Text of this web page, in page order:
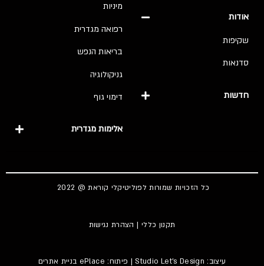
אודות
שקיפות
סדנאות
חדשות
מיניות
רפואה מגדרית
בריאות הנפש
גניקולוגיה
דימוי גוף
אלימות מגדרית
כל הזכויות שמורות לפוליטיקלי קוראת @ 2022
תקנון כללי | הצהרת נגישות
עיצוב: Studio Let's Design| פיתוח: ePlace בניית אתרים